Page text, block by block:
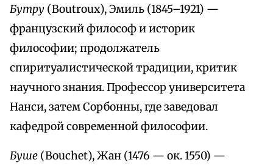
Бутру (Boutroux), Эмиль (1845–1921) —
французский философ и историк
философии; продолжатель
спиритуалистической традиции, критик
научного знания. Профессор университета
Нанси, затем Сорбонны, где заведовал
кафедрой современной философии.
Буше (Bouchet), Жан (1476 — ок. 1550) —